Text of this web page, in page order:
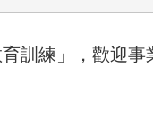
訓練」，歡迎事